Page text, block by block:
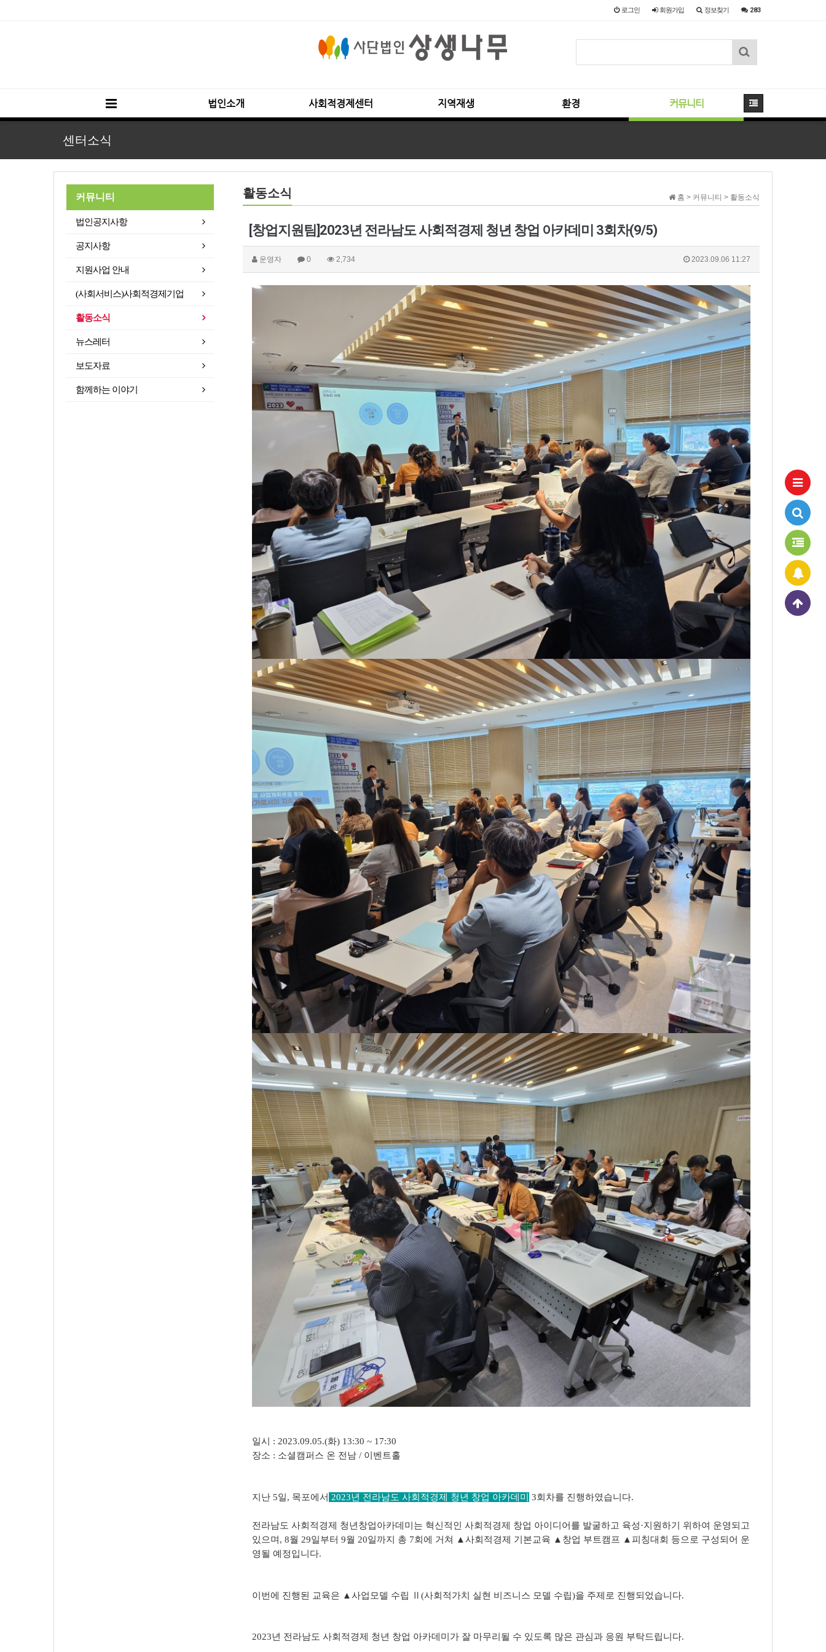
로그인 회원가입 정보찾기 283
법인소개 사회적경제센터 지역재생 환경 커뮤니티
센터소식
홈 > 커뮤니티 > 활동소식
활동소식
[창업지원팀]2023년 전라남도 사회적경제 청년 창업 아카데미 3회차(9/5)
운영자 0 2,734 2023.09.06 11:27
일시 : 2023.09.05.(화) 13:30 ~ 17:30
장소 : 소셜캠퍼스 온 전남 / 이벤트홀
지난 5일, 목포에서 2023년 전라남도 사회적경제 청년 창업 아카데미 3회차를 진행하였습니다.
전라남도 사회적경제 청년창업아카데미는 혁신적인 사회적경제 창업 아이디어를 발굴하고 육성·지원하기 위하여 운영되고
있으며 , 8월 29일부터 9월 20일까지 총 7회에 거쳐 ▲ 사회적경제 기본교육 ▲ 창업 부트캠프 ▲ 피칭대회 등으로 구성되어 운
영될 예정입니다.
이번에 진행된 교육은 ▲ 사업모델 수립 Ⅱ(사회적가치 실현 비즈니스 모델 수립)을 주제로 진행되었습니다.
2023년 전라남도 사회적경제 청년 창업 아카데미가 잘 마무리될 수 있도록 많은 관심과 응원 부탁드립니다.
커뮤니티
법인공지사항
공지사항
지원사업 안내
(사회서비스)사회적경제기업
활동소식
뉴스레터
보도자료
함께하는 이야기